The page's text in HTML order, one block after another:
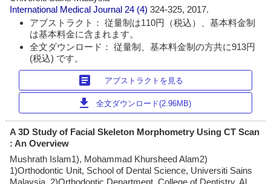
International Medical Journal 24 (4)324-325, 2017.
アブストラクト： 従量制は110円（税込）、基本料金制
は基本料金に含まれます。
全文ダウンロード： 従量制、基本料金制の方共に913円
(税込) です。
article アブストラクトを見る
download 全文ダウンロード(2.96MB)
A 3D Study of Facial Skeleton Morphometry Using CT Scan
: An Overview
Mushrath Islam1), Mohammad Khursheed Alam2)
1)Orthodontic Unit, School of Dental Science, Universiti Sains